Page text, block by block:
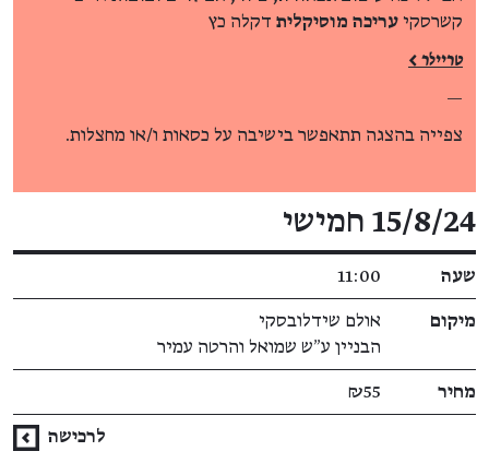
קשרסקי עריכה מוסיקלית דקלה כץ
טריילר >
—
צפייה בהצגה תתאפשר בישיבה על כסאות ו/או מחצלות.
פרטי האירוע
15/8/24 חמישי
שעה 11:00
מיקום
אולם שידלובסקי
הבניין ע״ש שמואל והרטה עמיר
מחיר ₪55
לרכישה